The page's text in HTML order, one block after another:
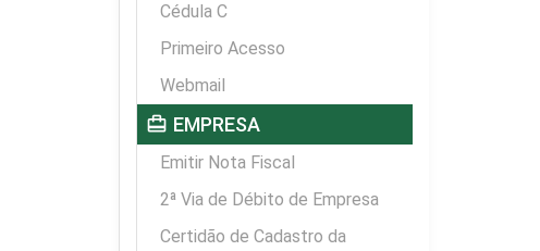
Cédula C
Primeiro Acesso
Webmail
card_travel EMPRESA
Emitir Nota Fiscal
2ª Via de Débito de Empresa
Certidão de Cadastro da